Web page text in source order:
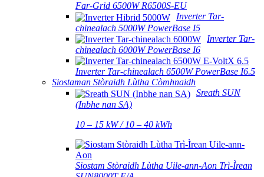
Far-Grid 6500W R6500S-EU
Inverter Tar-
chinealach 5000W PowerBase I5
Inverter Tar-
chinealach 6000W PowerBase I6
Inverter Tar-chinealach 6500W PowerBase I6.5
Siostaman Stòraidh Lùtha Còmhnaidh
Sreath SUN
(Inbhe nan SA)
10 – 15 kW / 10 – 40 kWh
Siostam Stòraidh Lùtha Uile-ann-Aon Trì-Ìrean